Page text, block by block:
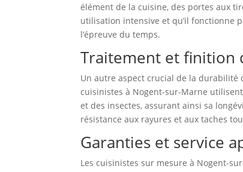
élément de la cuisine, des portes aux
utilisation intensive et qu’il fonctionne
l’épreuve du temps.
Traitement et finition
Un autre aspect crucial de la durabilité
cuisinistes à Nogent-sur-Marne
et des insectes, assurant ainsi sa
résistance aux rayures et aux taches
Garanties et service
Les cuisinistes sur mesure à Nogent-